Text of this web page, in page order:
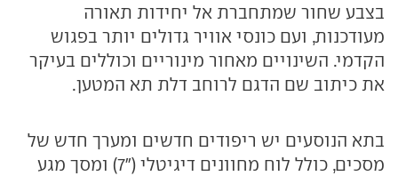
בצבע שחור שמתחברת אל יחידות תאורה
מעודכנות, ועם כונסי אוויר גדולים יותר בפגוש
הקדמי. השינויים מאחור מינוריים וכוללים בעיקר
את כיתוב שם הדגם לרוחב דלת תא המטען.
בתא הנוסעים יש ריפודים חדשים ומערך חדש של
מסכים, כולל לוח מחוונים דיגיטלי ("7) ומסך מגע